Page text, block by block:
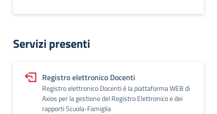
Servizi presenti
Registro elettronico Docenti
Registro elettronico Docenti è la piattaforma WEB di
Axios per la gestione del Registro Elettronico e dei
rapporti Scuola-Famiglia